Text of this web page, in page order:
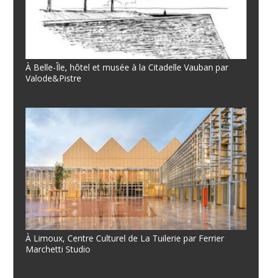
À Belle-Île, hôtel et musée à la Citadelle Vauban par
Valode&Pistre
À Limoux, Centre Culturel de La Tuilerie par Ferrier
Marchetti Studio